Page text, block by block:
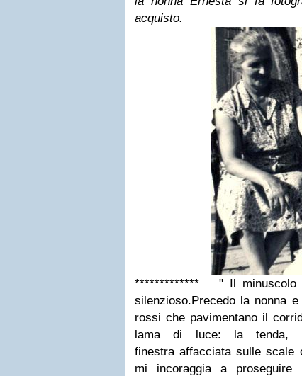
acquisto.
************* " Il minuscolo
silenzioso.Precedo la nonna
rossi che pavimentano il
lama di luce: la tenda,
finestra affacciata sulle scale
mi incoraggia a